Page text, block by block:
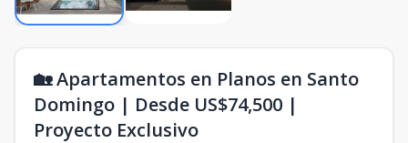
🏡 Apartamentos en Planos en Santo
Domingo | Desde US$74,500 |
Proyecto Exclusivo